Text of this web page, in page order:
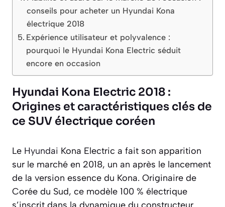
conseils pour acheter un Hyundai Kona
électrique 2018
Expérience utilisateur et polyvalence :
pourquoi le Hyundai Kona Electric séduit
encore en occasion
Hyundai Kona Electric 2018 :
Origines et caractéristiques clés de
ce SUV électrique coréen
Le Hyundai Kona Electric a fait son apparition
sur le marché en 2018, un an après le lancement
de la version essence du Kona. Originaire de
Corée du Sud, ce modèle 100 % électrique